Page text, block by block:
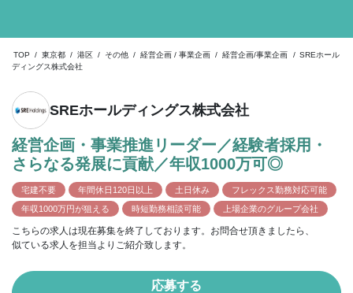
TOP / 東京都 / 港区 / その他 / 経営企画 / 事業企画 / 経営企画/事業企画 / SREホール
ディングス株式会社
SREホールディングス株式会社
経営企画・事業推進リーダー／経験者採用・
さらなる発展に貢献／年収1000万可◎
宅建不要 年間休日120日以上 土日休み
フレックス勤務対応可能
年収1000万円が狙える
時短勤務相談可能 上場企業のグループ会社
こちらの求人は現在募集を終了しております。お問合せ頂きましたら、
似ている求人を担当よりご紹介致します。
応募する